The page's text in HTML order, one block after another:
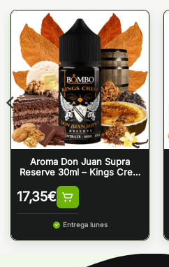
Aroma Don Juan Supra
Reserve 30ml – Kings Crest
17,35€
Entrega lunes